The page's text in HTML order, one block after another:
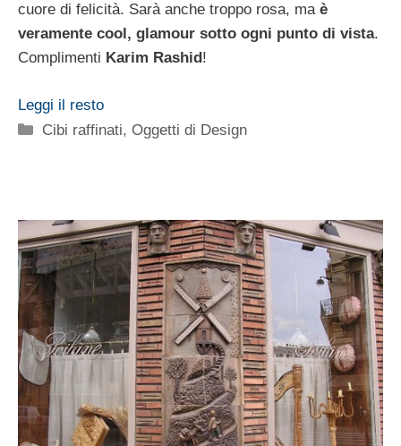
cuore di felicità. Sarà anche troppo rosa, ma è
veramente cool, glamour sotto ogni punto di vista.
Complimenti Karim Rashid!
Leggi il resto
Categorie
Cibi raffinati,Oggetti di Design